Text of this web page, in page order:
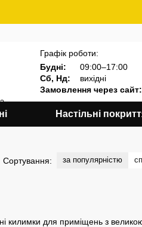
Графік роботи:
Будні:
09:00–17:00
Сб, Нд:
вихідні
Замовлення через сайт:
Настільні
Сортування: за популярністю
килимки для приміщень з